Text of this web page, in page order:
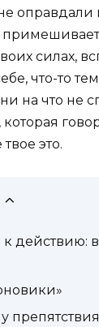
оправдали
силах,
что-то
на что не
, которая
это.
действию:
препятствия